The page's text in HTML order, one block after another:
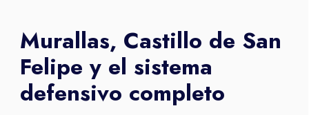
Murallas, Castillo de San
Felipe y el sistema
defensivo completo